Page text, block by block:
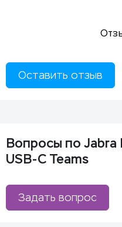
Оставить отзыв
Вопросы по Jabra
USB-C Teams
Задать вопрос